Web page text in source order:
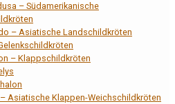
– Südamerikanische
– Asiatische Landschildkröten
– Klappschildkröten
Asiatische Klappen-Weichschildkröten